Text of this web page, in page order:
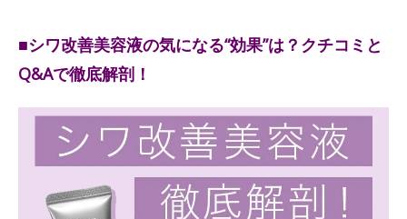
■シワ改善美容液の気になる“効果”は？クチコミと
Q&Aで徹底解剖！